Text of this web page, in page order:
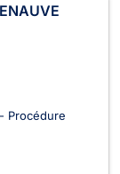
Procédure